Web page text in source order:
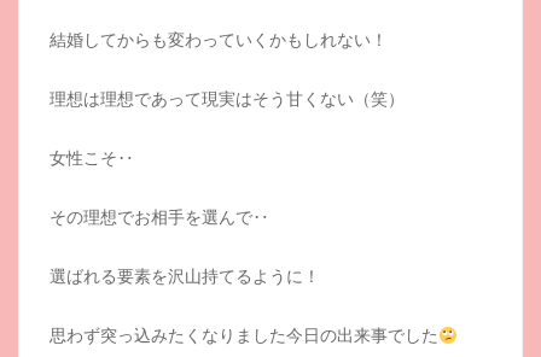
結婚してからも変わっていくかもしれない！
理想は理想であって現実はそう甘くない（笑）
女性こそ‥
その理想でお相手を選んで‥
選ばれる要素を沢山持てるように！
思わず突っ込みたくなりました今日の出来事でした